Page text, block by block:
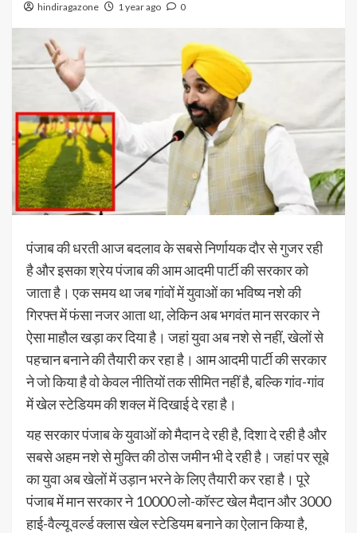
hindiragazone 1 year ago 0
पंजाब की धरती आज बदलाव के सबसे निर्णायक दौर से गुजर रही
है और इसका श्रेय पंजाब की आम आदमी पार्टी की सरकार को
जाता है। एक समय था जब गांवों में युवाओं का भविष्य नशे की
गिरफ्त में फंसा नजर आता था, लेकिन अब भगवंत मान सरकार ने
ऐसा माहौल खड़ा कर दिया है। जहां युवा अब नशे से नहीं, खेलों से
पहचान बनाने की तैयारी कर रहा है। आम आदमी पार्टी की सरकार
ने जो किया है वो केवल नीतियों तक सीमित नहीं है, बल्कि गांव-गांव
में खेल स्टेडियम की शक्ल में दिखाई दे रहा है।
यह सरकार पंजाब के युवाओं को मैदान दे रही है, दिशा दे रही है और
सबसे अहम नशे से मुक्ति की ठोस जमीन भी दे रही है। जहां पर सूबे
का युवा अब खेलों में उड़ान भरने के लिए तैयारी कर रहा है। पूरे
पंजाब में मान सरकार ने 10000 लो-कॉस्ट खेल मैदान और 3000
हाई-वैल्यू वर्ल्ड क्लास खेल स्टेडियम बनाने का ऐलान किया है,